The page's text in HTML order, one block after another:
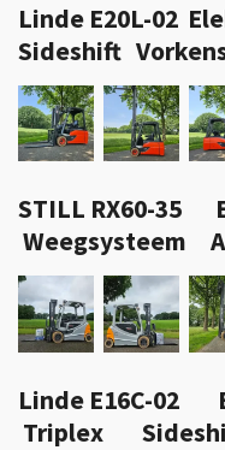
Linde E20L-02
Sideshift
STILL RX60-35
Weegsysteem
Linde E16C-
Triplex